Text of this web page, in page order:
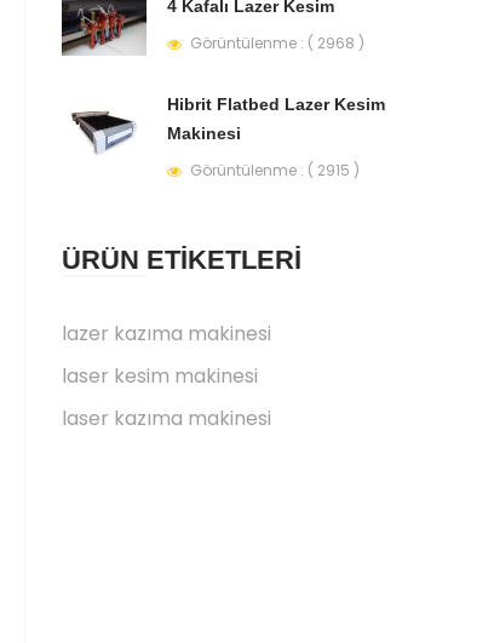
4 Kafalı Lazer Kesim
Görüntülenme : ( 2968 )
Hibrit Flatbed Lazer Kesim
Makinesi
Görüntülenme : ( 2915 )
ÜRÜN ETİKETLERİ
lazer kazıma makinesi
laser kesim makinesi
laser kazıma makinesi